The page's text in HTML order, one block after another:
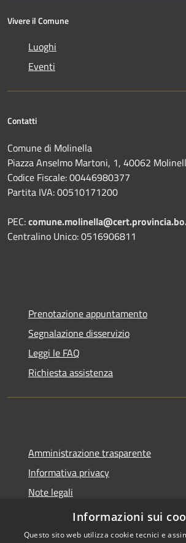
Vivere il Comune
Luoghi
Eventi
Contatti
Comune di Molinella
Piazza Anselmo Martoni, 1, 40062
Codice Fiscale: 00446980377
Partita IVA: 00510171200
PEC:
Centralino Unico: 0516906811
Prenotazione appuntamento
Segnalazione disservizio
Leggi le FAQ
Richiesta assistenza
Amministrazione trasparente
Informativa privacy
Note legali
Dichiarazione di accessibilità
Informazioni sui
Questo sito web utilizza cookie tecnici e